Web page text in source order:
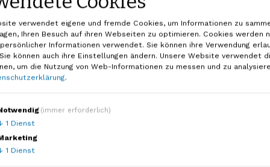
Lösungen heute die Mobilität von
Verkehrsnetzverwaltung.
verwendet eigene und fremde Cookies, um Informationen zu
Ihren Besuch auf ihren Webseiten zu optimieren. Cookies werden
Informationen verwendet. Sie können ihre Verwendung
können auch ihre Einstellungen ändern. Unsere Website verwendet
um die Nutzung von Web-Informationen zu messen und zu
.
(immer erforderlich)
1 Dienst
1 Dienst